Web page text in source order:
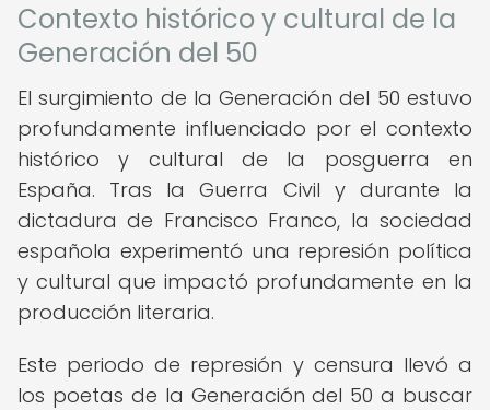
Contexto histórico y cultural de la
Generación del 50
El surgimiento de la Generación del 50 estuvo
profundamente influenciado por el contexto
histórico y cultural de la posguerra en
España. Tras la Guerra Civil y durante la
dictadura de Francisco Franco, la sociedad
española experimentó una represión política
y cultural que impactó profundamente en la
producción literaria.
Este periodo de represión y censura llevó a
los poetas de la Generación del 50 a buscar